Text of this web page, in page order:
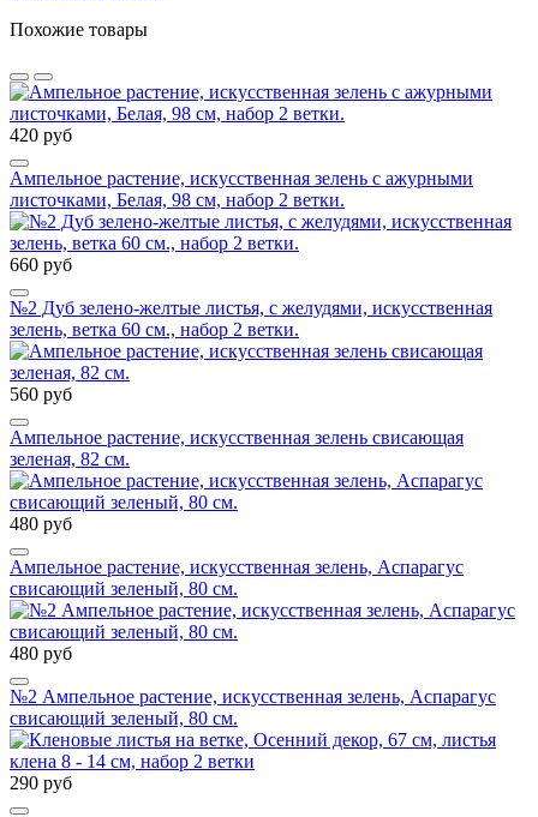
Похожие товары
420 руб
Ампельное растение, искусственная зелень с ажурными
листочками, Белая, 98 см, набор 2 ветки.
660 руб
№2 Дуб зелено-желтые листья, с желудями, искусственная
зелень, ветка 60 см., набор 2 ветки.
560 руб
Ампельное растение, искусственная зелень свисающая
зеленая, 82 см.
480 руб
Ампельное растение, искусственная зелень, Аспарагус
свисающий зеленый, 80 см.
480 руб
№2 Ампельное растение, искусственная зелень, Аспарагус
свисающий зеленый, 80 см.
290 руб